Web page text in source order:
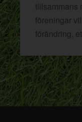
tillsammans
föreningar
förändring,